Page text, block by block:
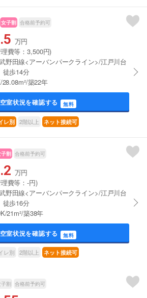
女子割 合格前予約可
万円
費等：3,500円)
野田線<アーバンパークライン>/江戸川台
歩14分
28.08m²/築22年
空室状況を確認する 無料
レ別 2階以上 ネット接続可
割 合格前予約可
万円
費等：-円)
野田線<アーバンパークライン>/江戸川台
歩16分
21m²/築38年
空室状況を確認する 無料
レ別 2階以上 ネット接続可
割 合格前予約可